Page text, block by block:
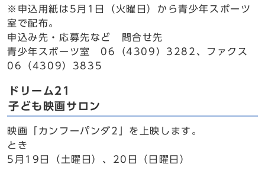
※申込用紙は5月1日（火曜日）から青少年スポーツ
室で配布。
申込み先・応募先など 問合せ先
青少年スポーツ室 06（4309）3282、ファクス
06（4309）3835
ドリーム21
子ども映画サロン
映画「カンフーパンダ2」を上映します。
とき
5月19日（土曜日）、20日（日曜日）